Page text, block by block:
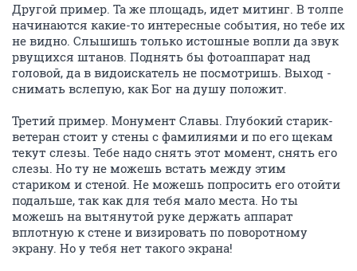
Другой пример. Та же площадь, идет митинг. В толпе
начинаются какие-то интересные события, но тебе их
не видно. Слышишь только истошные вопли да звук
рвущихся штанов. Поднять бы фотоаппарат над
головой, да в видоискатель не посмотришь. Выход -
снимать вслепую, как Бог на душу положит.
Третий пример. Монумент Славы. Глубокий старик-
ветеран стоит у стены с фамилиями и по его щекам
текут слезы. Тебе надо снять этот момент, снять его
слезы. Но ту не можешь встать между этим
стариком и стеной. Не можешь попросить его отойти
подальше, так как для тебя мало места. Но ты
можешь на вытянутой руке держать аппарат
вплотную к стене и визировать по поворотному
экрану. Но у тебя нет такого экрана!